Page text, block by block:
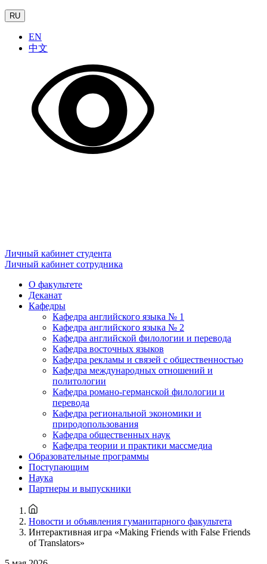
RU
EN
中文
Личный кабинет студента
Личный кабинет сотрудника
О факультете
Деканат
Кафедры
Кафедра английского языка № 1
Кафедра английского языка № 2
Кафедра английской филологии и перевода
Кафедра восточных языков
Кафедра рекламы и связей с общественностью
Кафедра международных отношений и
политологии
Кафедра романо-германской филологии и
перевода
Кафедра региональной экономики и
природопользования
Кафедра общественных наук
Кафедра теории и практики массмедиа
Образовательные программы
Поступающим
Наука
Партнеры и выпускники
Новости и объявления гуманитарного факультета
Интерактивная игра «Making Friends with False Friends
of Translators»